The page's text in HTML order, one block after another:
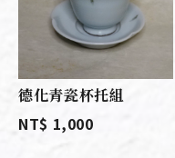
德化青瓷杯托組
NT$ 1,000